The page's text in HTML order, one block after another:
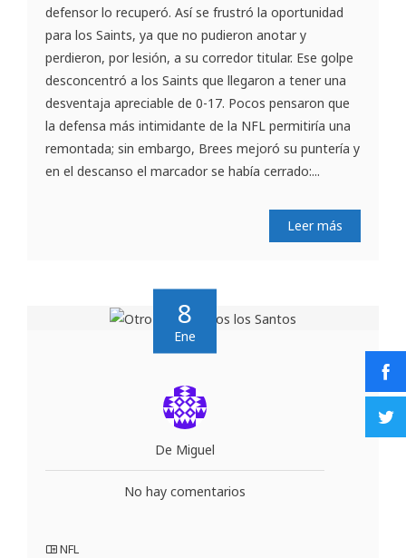
defensor lo recuperó. Así se frustró la oportunidad
para los Saints, ya que no pudieron anotar y
perdieron, por lesión, a su corredor titular. Ese golpe
desconcentró a los Saints que llegaron a tener una
desventaja apreciable de 0-17. Pocos pensaron que
la defensa más intimidante de la NFL permitiría una
remontada; sin embargo, Brees mejoró su puntería y
en el descanso el marcador se había cerrado:...
Leer más
8
Ene
De Miguel
No hay comentarios
NFL